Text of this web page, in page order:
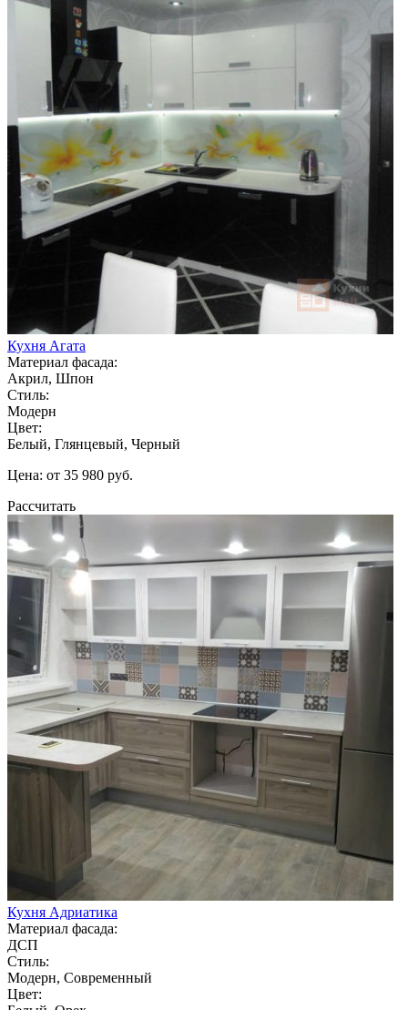
Кухня Агата
Материал фасада:
Акрил, Шпон
Стиль:
Модерн
Цвет:
Белый, Глянцевый, Черный
Цена: от 35 980 руб.
Рассчитать
Кухня Адриатика
Материал фасада:
ДСП
Стиль:
Модерн, Современный
Цвет: